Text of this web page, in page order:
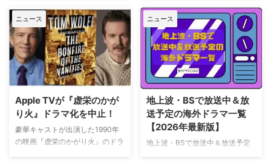
公開。「パリの最新情報だけど、
実はロンドンに戻っ …
たアイオワ州のとうもろこし畑の
中にある球 …
ている。また、4人のキャストが
新たに加わることも明らかになっ
た。英BBCなど複数のメディアが
伝えている。 これまでで最も衝
撃的な事件に巻き込まれるベルジ
ュラック 1981年から1991年にか
けて英BBCで放送されたジョン・
『Bergerac（原題）』をリブー
トした本作。イギリス海峡に浮か
ぶジャージー島を舞台に、警部の
ジム・ベルジュラックが事件に挑
トム・ホランド演じるスパイダー
マンの新たな物語を描く映画『ス
パイダーマン：ブランド・ニュ
ー・デイ』が大ヒット上映中だ。
公開初日の興行収入は5億6,000
万円を超え、2026年公開の洋画
ナンバーワンを記録。このたび、
主演のトム・ホランド自らが臨場
感あふれるアクションシーン撮影
の裏側を明かす特別映像が公開さ
れた。 世界中で大ヒットを記
録！ 映画史に残る快挙を達成 ソ
ニー・ピクチャーズ配給、トム・
ニュース
Apple TVが『虚栄のかが
り火』ドラマ化を中止！
豪華キャストが出演した1990年
の映画『虚栄のかがり火』のドラ
ニュース
地上波・BSで放送中＆放
送予定の海外ドラマ一覧
【2026年最新版】
地上波・BSで放送中＆放送予定